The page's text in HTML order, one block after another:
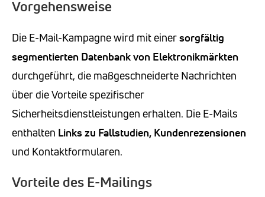
Vorgehensweise
Die E-Mail-Kampagne wird mit einersorgfältig
segmentierten Datenbank von Elektronikmärkten
durchgeführt, die maßgeschneiderte Nachrichten
über die Vorteile spezifischer
Sicherheitsdienstleistungen erhalten. Die E-Mails
enthalten Links zu Fallstudien, Kundenrezensionen
und Kontaktformularen.
Vorteile des E-Mailings